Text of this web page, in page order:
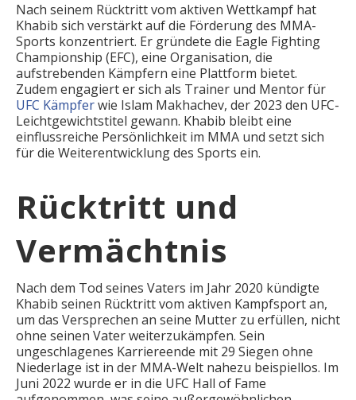
Nach seinem Rücktritt vom aktiven Wettkampf hat
Khabib sich verstärkt auf die Förderung des MMA-
Sports konzentriert. Er gründete die Eagle Fighting
Championship (EFC), eine Organisation, die
aufstrebenden Kämpfern eine Plattform bietet.
Zudem engagiert er sich als Trainer und Mentor für
UFC Kämpferwie Islam Makhachev, der 2023 den UFC-
Leichtgewichtstitel gewann. Khabib bleibt eine
einflussreiche Persönlichkeit im MMA und setzt sich
für die Weiterentwicklung des Sports ein.
Rücktritt und
Vermächtnis
Nach dem Tod seines Vaters im Jahr 2020 kündigte
Khabib seinen Rücktritt vom aktiven Kampfsport an,
um das Versprechen an seine Mutter zu erfüllen, nicht
ohne seinen Vater weiterzukämpfen. Sein
ungeschlagenes Karriereende mit 29 Siegen ohne
Niederlage ist in der MMA-Welt nahezu beispiellos. Im
Juni 2022 wurde er in die UFC Hall of Fame